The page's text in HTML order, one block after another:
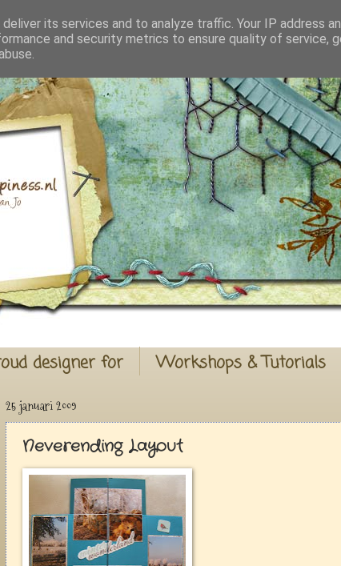
designer for Workshops & Tutorials
25 januari 2009
Neverending Layout
its services and to analyze traffic. Your IP address
and security metrics to ensure quality of service,